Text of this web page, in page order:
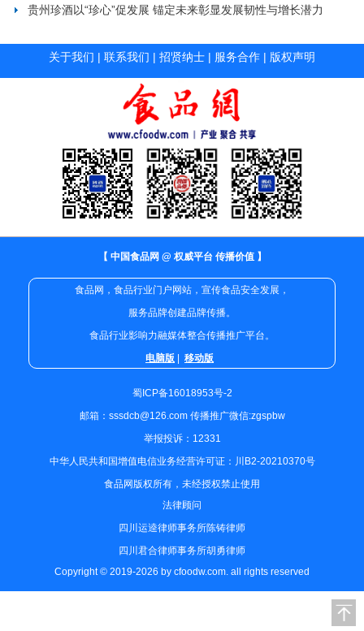
贵州珍酒以“珍心”促发展 锚定未来彰显发展韧性与增长潜力
关于我们 | 联系我们 | 招贤纳士 | 服务合作 | 版权声明
【 中国食品网 @ 权威平台 传播价值 】
食品网，食品行业门户网站，宣传食品安全发展，
服务品牌创建品牌传播。
食品行业影响力融媒体整合传播推广平台。
电脑版
移动版
蜀ICP备16018953号-2
邮箱：sssdcb@126.com 传播推广微信:zgspbw
举报投诉：12331
中华人民共和国增值电信业务经营许可证：川B2-20210370号
食品网版权所有，未经授权禁止使用
法律顾问
四川运逵律师事务所陈铸律师
四川君合律师事务所胡勇律师
Copyright © 2019-2026 by cfoodw.com. all rights reserved